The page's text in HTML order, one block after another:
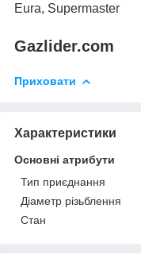
Eura, Supermaster
Gazlider.com
Приховати
Характеристики
Основні атрибути
Тип приєднання
Діаметр різьблення
Стан